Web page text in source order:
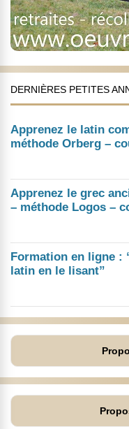
DERNIÈRES PETITES
Apprenez le latin
méthode Orberg –
Apprenez le grec
– méthode Logos –
Formation en ligne :
latin en le lisant”